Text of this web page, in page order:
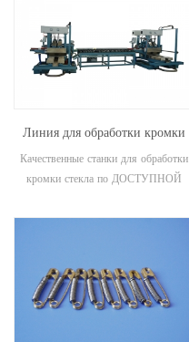
Линия для обработки кромки
стекла круглой формы
«Карандаш»
Качественные станки для обработки
кромки стекла по ДОСТУПНОЙ
соотношение цены и качества в
полировки всех трех сторон кромки
любых стеклянных или зеркальных